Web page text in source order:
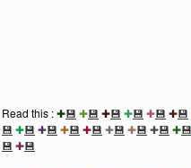
Read this :✚💾 ✚💾 ✚💾 ✚💾 ✚💾 ✚💾
💾 ✚💾 ✚💾 ✚💾 ✚💾 ✚💾 ✚💾 ✚💾 ✚💾
💾 ✚💾